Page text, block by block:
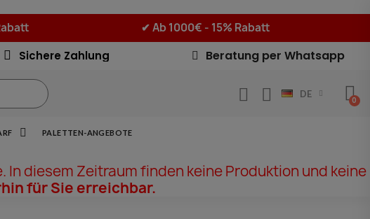
✔Ab 1000€ - 15% Rabatt
Sichere Zahlung Beratung per Whatsapp
DE
PALETTEN-ANGEBOTE
In diesem Zeitraum finden keine Produktion und keine
für Sie erreichbar.